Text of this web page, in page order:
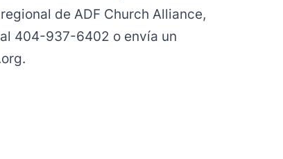
de ADF Church Alliance,
404-937-6402 o envía un
.